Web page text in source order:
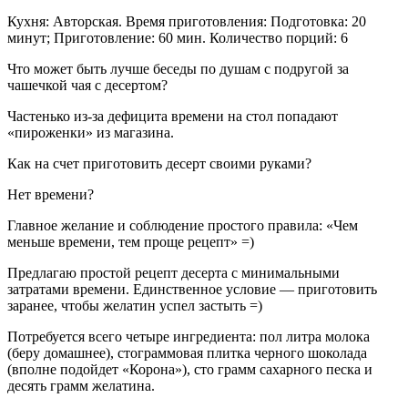
Кухня: Авторская. Время приготовления: Подготовка: 20
минут; Приготовление: 60 мин. Количество порций: 6
Что может быть лучше беседы по душам с подругой за
чашечкой чая с десертом?
Частенько из-за дефицита времени на стол попадают
«пироженки» из магазина.
Как на счет приготовить десерт своими руками?
Нет времени?
Главное желание и соблюдение простого правила: «Чем
меньше времени, тем проще рецепт» =)
Предлагаю простой рецепт десерта с минимальными
затратами времени. Единственное условие — приготовить
заранее, чтобы желатин успел застыть =)
Потребуется всего четыре ингредиента: пол литра молока
(беру домашнее), стограммовая плитка черного шоколада
(вполне подойдет «Корона»), сто грамм сахарного песка и
десять грамм желатина.